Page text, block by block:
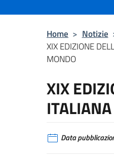
Home > Notizie
XIX EDIZIONE
MONDO
XIX
Data